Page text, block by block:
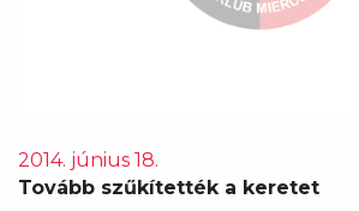
2014. június 18.
Tovább szűkítették a keretet